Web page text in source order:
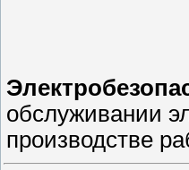
обслуживании
производстве